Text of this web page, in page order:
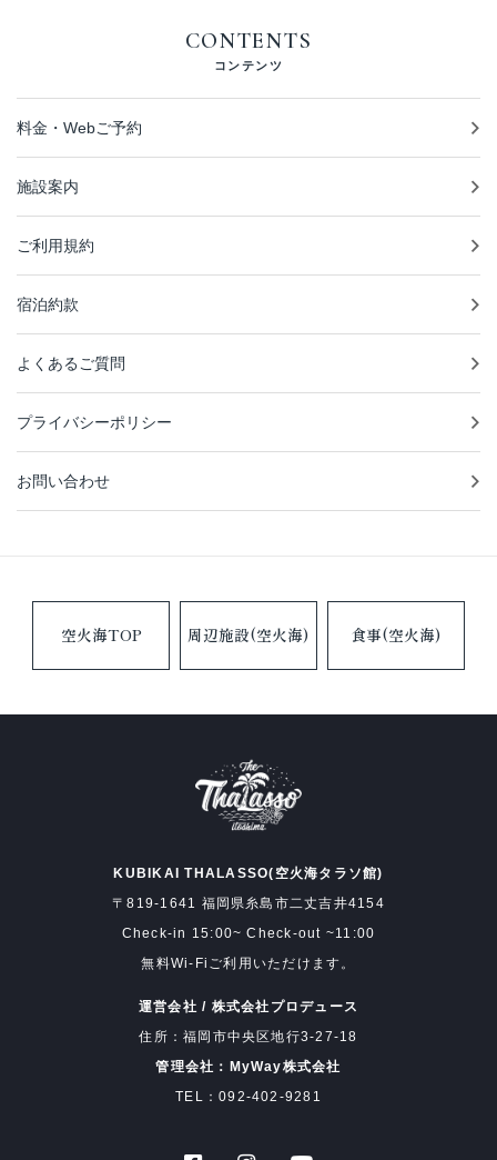
CONTENTS
コンテンツ
料金・Webご予約
施設案内
ご利用規約
宿泊約款
よくあるご質問
プライバシーポリシー
お問い合わせ
空火海TOP 周辺施設(空火海) 食事(空火海)
KUBIKAI THALASSO(空火海タラソ館)
〒819-1641 福岡県糸島市二丈吉井4154
Check-in 15:00~ Check-out ~11:00
無料Wi-Fiご利用いただけます。
運営会社 / 株式会社プロデュース
住所：福岡市中央区地行3-27-18
管理会社：MyWay株式会社
TEL：092-402-9281